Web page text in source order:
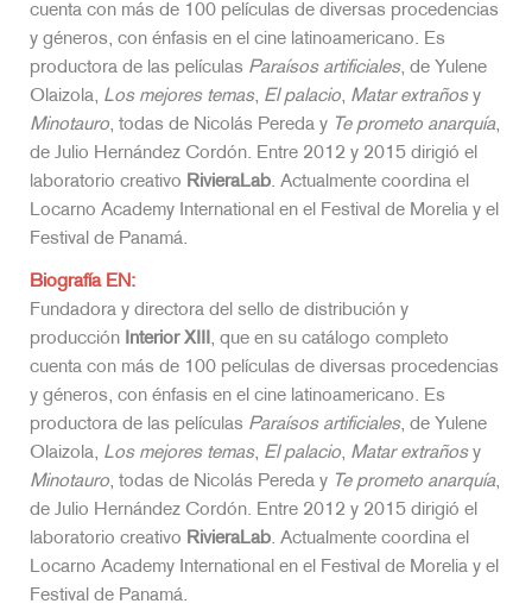
cuenta con más de 100 películas de diversas procedencias
y géneros, con énfasis en el cine latinoamericano. Es
productora de las películas Paraísos artificiales, de Yulene
Olaizola, Los mejores temas, El palacio, Matar extrañosy
Minotauro, todas de Nicolás Pereda y Te prometo anarquía,
de Julio Hernández Cordón. Entre 2012 y 2015 dirigió el
laboratorio creativo RivieraLab. Actualmente coordina el
Locarno Academy International en el Festival de Morelia y el
Festival de Panamá.
Biografía EN:
Fundadora y directora del sello de distribución y
producción Interior XIII, que en su catálogo completo
cuenta con más de 100 películas de diversas procedencias
y géneros, con énfasis en el cine latinoamericano. Es
productora de las películas Paraísos artificiales, de Yulene
Olaizola, Los mejores temas, El palacio, Matar extrañosy
Minotauro, todas de Nicolás Pereda y Te prometo anarquía,
de Julio Hernández Cordón. Entre 2012 y 2015 dirigió el
laboratorio creativo RivieraLab. Actualmente coordina el
Locarno Academy International en el Festival de Morelia y el
Festival de Panamá.